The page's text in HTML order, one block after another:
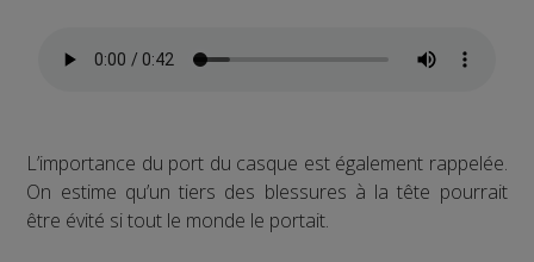
L’importance du port du casque est également rappelée.
On estime qu’un tiers des blessures à la tête pourrait
être évité si tout le monde le portait.